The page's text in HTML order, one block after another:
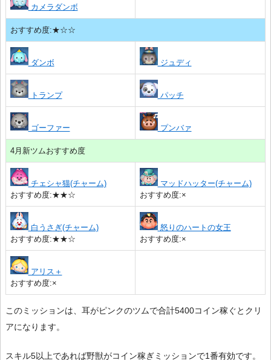
カメラダンボ
おすすめ度:★☆☆
ダンボ ジュディ
トランプ パッチ
ゴーファー プンバァ
4月新ツムおすすめ度
チェシャ猫(チャーム)
おすすめ度:★★☆
マッドハッター(チャーム)
おすすめ度:×
白うさぎ(チャーム)
おすすめ度:★★☆
怒りのハートの女王
おすすめ度:×
アリス＋
おすすめ度:×
このミッションは、耳がピンクのツムで合計5400コイン稼ぐとクリ
アになります。
スキル5以上であれば野獣がコイン稼ぎミッションで1番有効です。